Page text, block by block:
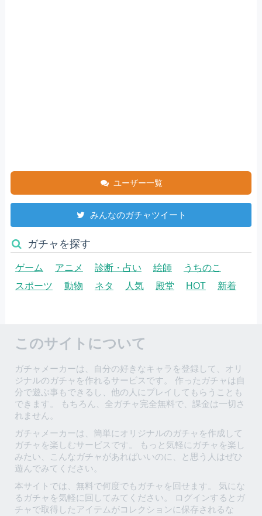
ユーザー一覧
みんなのガチャツイート
ガチャを探す
ゲーム アニメ 診断・占い 絵師
うちのこ
スポーツ
動物 ネタ 人気 殿堂 HOT 新着
このサイトについて
ガチャメーカーは、自分の好きなキャラを登録して、オリ
ジナルのガチャを作れるサービスです。 作ったガチャは自
分で遊ぶ事もできるし、他の人にプレイしてもらうことも
できます。 もちろん、全ガチャ完全無料で、課金は一切さ
れません。
ガチャメーカーは、簡単にオリジナルのガチャを作成して
ガチャを楽しむサービスです。 もっと気軽にガチャを楽し
みたい、こんなガチャがあればいいのに、と思う人はぜひ
遊んでみてください。
本サイトでは、無料で何度でもガチャを回せます。 気にな
るガチャを気軽に回してみてください。 ログインするとガ
チャで取得したアイテムがコレクションに保存されるな